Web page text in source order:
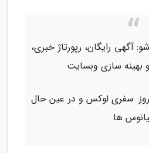
آگهی رایگان، رپورتاژ خبری،
سازی وبسایت
سفری لوکس و در عین حال
ها